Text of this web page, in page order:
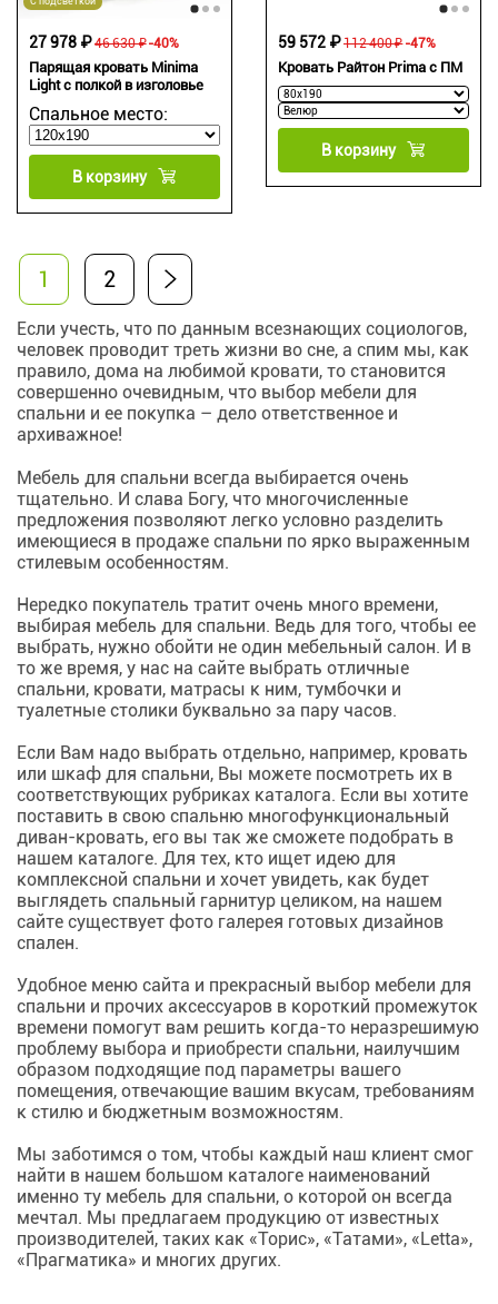
Парящая кровать Minima
Light c полкой в изголовье
Спальное место:
46 630 ₽
27 978 ₽ -40%
В корзину
Кровать Райтон Prima с ПМ
112 400 ₽
59 572 ₽ -47%
В корзину
1 2
Если учесть, что по данным всезнающих социологов,
человек проводит треть жизни во сне, а спим мы, как
правило, дома на любимой кровати, то становится
совершенно очевидным, что выбор мебели для
спальни и ее покупка – дело ответственное и
архиважное!
Мебель для спальни всегда выбирается очень
тщательно. И слава Богу, что многочисленные
предложения позволяют легко условно разделить
имеющиеся в продаже спальни по ярко выраженным
стилевым особенностям.
Нередко покупатель тратит очень много времени,
выбирая мебель для спальни. Ведь для того, чтобы ее
выбрать, нужно обойти не один мебельный салон. И в
то же время, у нас на сайте выбрать отличные
спальни, кровати, матрасы к ним, тумбочки и
туалетные столики буквально за пару часов.
Если Вам надо выбрать отдельно, например, кровать
или шкаф для спальни, Вы можете посмотреть их в
соответствующих рубриках каталога. Если вы хотите
поставить в свою спальню многофункциональный
диван-кровать, его вы так же сможете подобрать в
нашем каталоге. Для тех, кто ищет идею для
комплексной спальни и хочет увидеть, как будет
выглядеть спальный гарнитур целиком, на нашем
сайте существует фото галерея готовых дизайнов
спален.
Удобное меню сайта и прекрасный выбор мебели для
спальни и прочих аксессуаров в короткий промежуток
времени помогут вам решить когда-то неразрешимую
проблему выбора и приобрести спальни, наилучшим
образом подходящие под параметры вашего
помещения, отвечающие вашим вкусам, требованиям
к стилю и бюджетным возможностям.
Мы заботимся о том, чтобы каждый наш клиент смог
найти в нашем большом каталоге наименований
именно ту мебель для спальни, о которой он всегда
мечтал. Мы предлагаем продукцию от известных
производителей, таких как «Торис», «Татами», «Letta»,
«Прагматика» и многих других.